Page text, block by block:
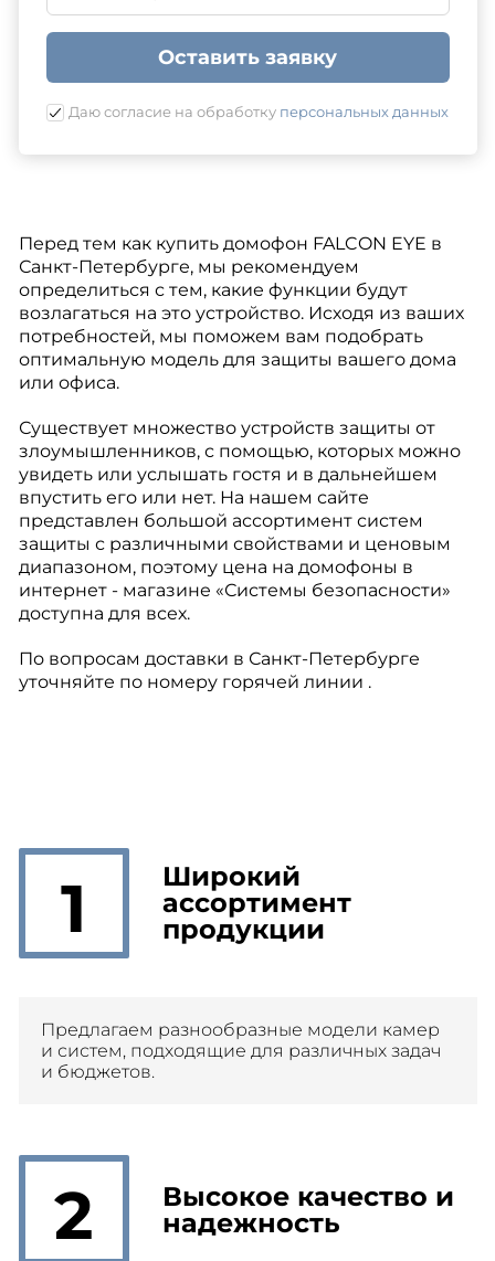
Оставить заявку
Даю согласие на обработку персональных данных
Перед тем как купить домофон FALCON EYE в
Санкт-Петербурге, мы рекомендуем
определиться с тем, какие функции будут
возлагаться на это устройство. Исходя из ваших
потребностей, мы поможем вам подобрать
оптимальную модель для защиты вашего дома
или офиса.
Существует множество устройств защиты от
злоумышленников, с помощью, которых можно
увидеть или услышать гостя и в дальнейшем
впустить его или нет. На нашем сайте
представлен большой ассортимент систем
защиты с различными свойствами и ценовым
диапазоном, поэтому цена на домофоны в
интернет - магазине «Системы безопасности»
доступна для всех.
По вопросам доставки в Санкт-Петербурге
уточняйте по номеру горячей линии .
1
Широкий
ассортимент
продукции
Предлагаем разнообразные модели камер
и систем, подходящие для различных задач
и бюджетов.
2
Высокое качество и
надежность